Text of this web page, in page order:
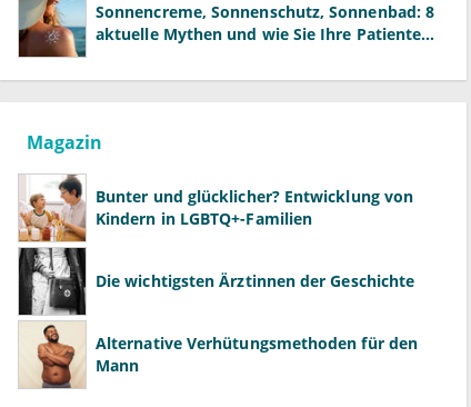
Sonnencreme, Sonnenschutz, Sonnenbad: 8
aktuelle Mythen und wie Sie Ihre Patienten
Magazin
Bunter und glücklicher? Entwicklung von
Kindern in LGBTQ+-Familien
Die wichtigsten Ärztinnen der Geschichte
Alternative Verhütungsmethoden für den
Mann